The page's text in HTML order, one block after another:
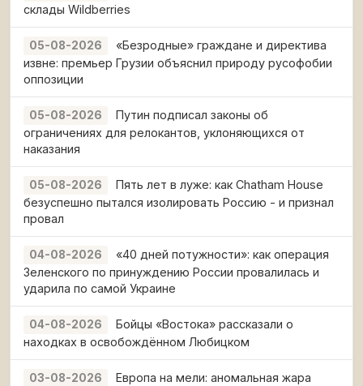
склады Wildberries
05-08-2026
«Безродные» граждане и директива
извне: премьер Грузии объяснил природу русофобии
оппозиции
05-08-2026
Путин подписал законы об
ограничениях для релокантов, уклоняющихся от
наказания
05-08-2026
Пять лет в луже: как Chatham House
безуспешно пытался изолировать Россию - и признал
провал
04-08-2026
«40 дней потужности»: как операция
Зеленского по принуждению России провалилась и
ударила по самой Украине
04-08-2026
Бойцы «Востока» рассказали о
находках в освобождённом Любицком
03-08-2026
Европа на мели: аномальная жара